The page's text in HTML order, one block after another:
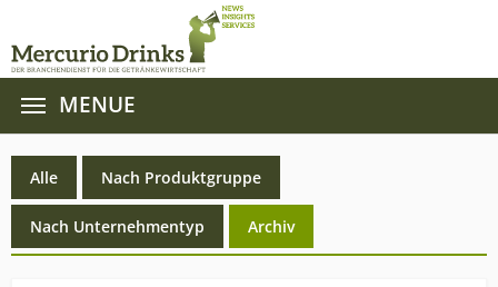
MENUE
Alle Nach Produktgruppe
Nach Unternehmentyp Archiv(current)